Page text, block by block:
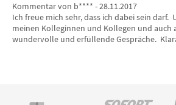
Kommentar von b**** - 28.11.2017
Ich freue mich sehr, dass ich dabei sein darf.
meinen Kolleginnen und Kollegen und auch
wundervolle und erfüllende Gespräche.